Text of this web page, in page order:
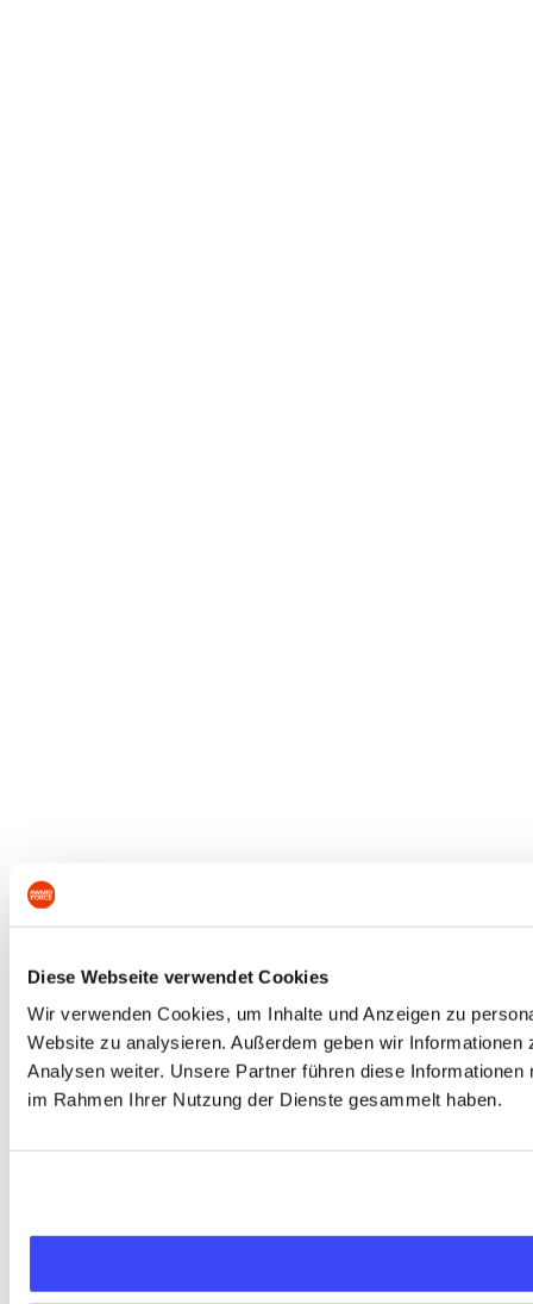
Diese Webseite verwendet Cookies
Wir verwenden Cookies, um Inhalte und Anzeigen zu
Website zu analysieren. Außerdem geben wir
Analysen weiter. Unsere Partner führen diese
im Rahmen Ihrer Nutzung der Dienste gesammelt haben.